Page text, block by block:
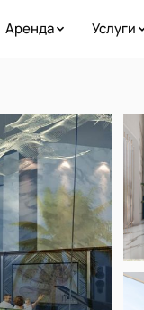
Аренда Услуги